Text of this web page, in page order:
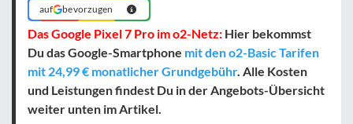
auf bevorzugen
Das Google Pixel 7 Pro im o2-Netz: Hier bekommst
Du das Google-Smartphone mit den o2-Basic Tarifen
mit 24,99 € monatlicher Grundgebühr. Alle Kosten
und Leistungen findest Du in der Angebots-Übersicht
weiter unten im Artikel.